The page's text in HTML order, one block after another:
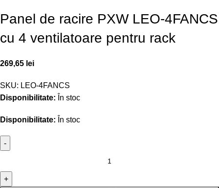
Panel de racire PXW LEO-4FANCS
cu 4 ventilatoare pentru rack
269,65 lei
SKU: LEO-4FANCS
Disponibilitate: În stoc
Disponibilitate: În stoc